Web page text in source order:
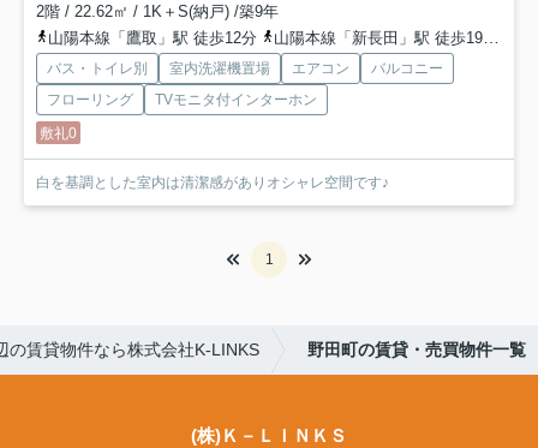
2階 / 22.62㎡ / 1K＋S(納戸) /築9年
山陽本線「鷹取」駅 徒歩12分
山陽本線「新長田」駅 徒歩19分
バス・トイレ別 室内洗濯機置場 エアコン
バルコニー
フローリング
TVモニタ付インターホン
敷礼0
白を基調とした室内は清潔感がありオシャレ空間です♪
1
の賃貸物件なら株式会社K-LINKS 野田町の賃貸・売買物件一覧
(株)Ｋ－ＬＩＮＫＳ